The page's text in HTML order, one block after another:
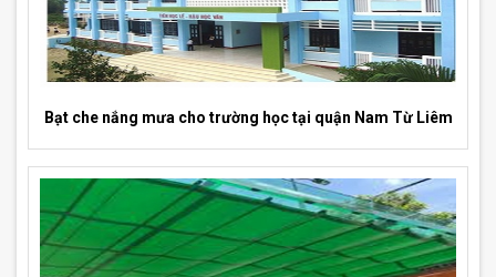
Bạt che nắng mưa cho trường học tại quận Nam Từ Liêm